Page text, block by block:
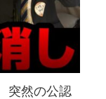
突然の公認